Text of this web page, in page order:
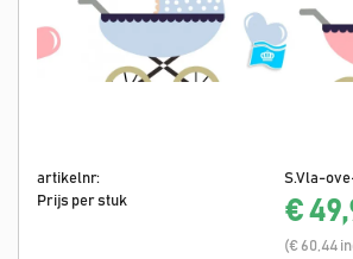
artikelnr:
S.Vla-
Prijs per stuk
€
(€ 60,44